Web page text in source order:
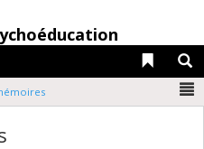
Liens